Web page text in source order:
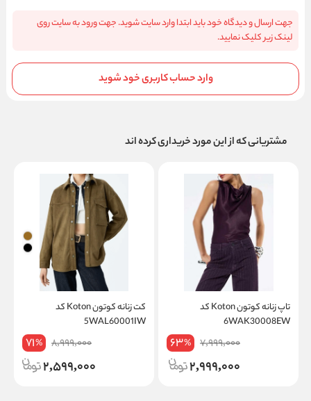
جهت ارسال و دیدگاه خود باید ابتدا وارد سایت شوید. جهت ورود به سایت روی
لینک زیر کلیک نمایید.
وارد حساب کاربری خود شوید
مشتریانی که از این مورد خریداری کرده اند
تاپ زنانه کوتون Koton کد
6WAK30008EW
7,999,000
63%
2,999,000
کت زنانه کوتون Koton کد
5WAL60001IW
8,999,000
71%
2,599,000